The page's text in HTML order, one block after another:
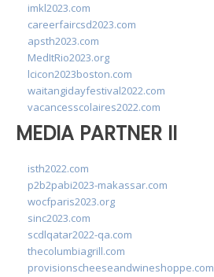
imkl2023.com
careerfaircsd2023.com
apsth2023.com
MedItRio2023.org
lcicon2023boston.com
waitangidayfestival2022.com
vacancesscolaires2022.com
MEDIA PARTNER II
isth2022.com
p2b2pabi2023-makassar.com
wocfparis2023.org
sinc2023.com
scdlqatar2022-qa.com
thecolumbiagrill.com
provisionscheeseandwineshoppe.com